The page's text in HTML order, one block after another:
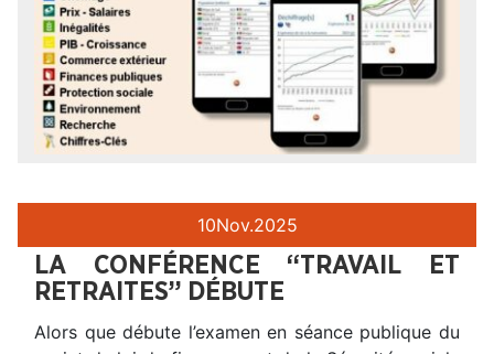
10Nov.2025
LA CONFÉRENCE “TRAVAIL ET
RETRAITES” DÉBUTE
Alors que débute l’examen en séance publique du